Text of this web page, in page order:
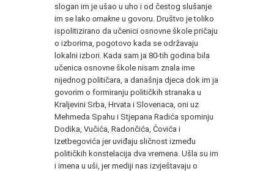
slogan im je ušao u uho i od čestog slušanje
im se lako omakne u govoru. Društvo je toliko
ispolitizirano da učenici osnovne škole pričaju
o izborima, pogotovo kada se održavaju
lokalni izbori. Kada sam ja 80-tih godina bila
učenica osnovne škole nisam znala ime
nijednog političara, a današnja djeca dok im ja
govorim o formiranju političkih stranaka u
Kraljevini Srba, Hrvata i Slovenaca, oni uz
Mehmeda Spahu i Stjepana Radića spominju
Dodika, Vučića, Radončića, Čovića i
Izetbegovića jer uviđaju sličnost između
političkih konstelacija dva vremena. Ušla su im
i imena u uši, jer mediji nas izvještavaju o